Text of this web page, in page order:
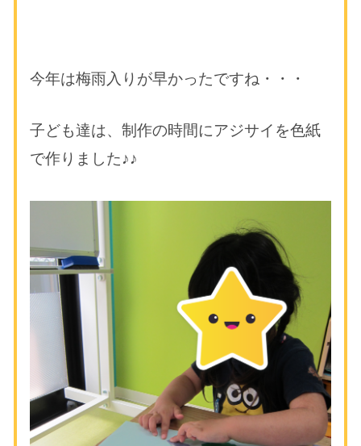
今年は梅雨入りが早かったですね・・・
子ども達は、制作の時間にアジサイを色紙
で作りました♪♪